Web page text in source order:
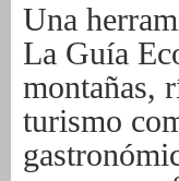
Una
La Guía
montañas,
turismo